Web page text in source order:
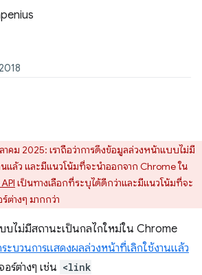
คม 2025: เราถือว่าการดึงข้อมูลล่วงหน้าแบบไม่มี
แล้ว และมีแนวโน้มที่จะนำออกจาก Chrome ใน
เป็นทางเลือกที่ระบุได้ดีกว่าและมีแนวโน้มที่จะ
ต่างๆ มากกว่า
บไม่มีสถานะเป็นกลไกใหม่ใน Chrome
ะบวนการแสดงผลล่วงหน้าที่เลิกใช้งานแล้ว
ร์ต่างๆ เช่น <link